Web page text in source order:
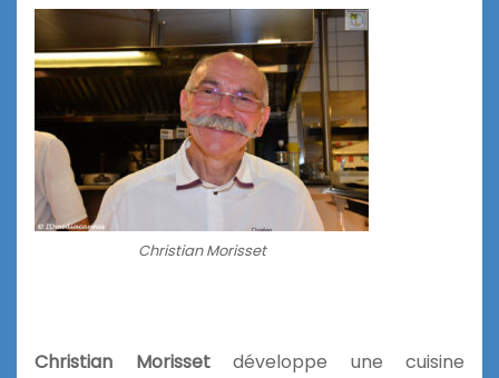
Christian Morisset
Christian Morissetdéveloppe une cuisine